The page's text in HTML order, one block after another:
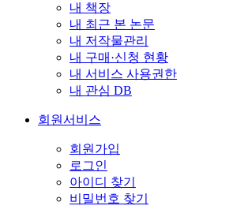
내 책장
내 최근 본 논문
내 저작물관리
내 구매·신청 현황
내 서비스 사용권한
내 관심 DB
회원서비스
회원가입
로그인
아이디 찾기
비밀번호 찾기